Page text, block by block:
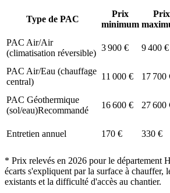
Type de PAC
Prix
minimum
Prix
PAC Air/Air
(climatisation réversible)
3 900 € 9 400 €
PAC Air/Eau (chauffage
central)
11 000 € 17 700
PAC Géothermique
(sol/eau)Recommandé
16 600 € 27 600
Entretien annuel
170 € 330 €
* Prix relevés en 2026 pour le département
écarts s'expliquent par la surface à chauffer,
existants et la difficulté d'accès au chantier.